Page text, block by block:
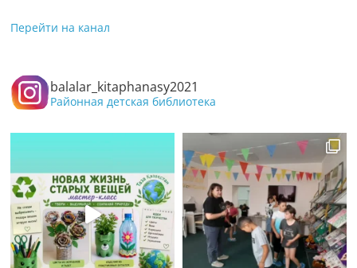
Перейти на канал
balalar_kitaphanasy2021
Районная детская библиотека